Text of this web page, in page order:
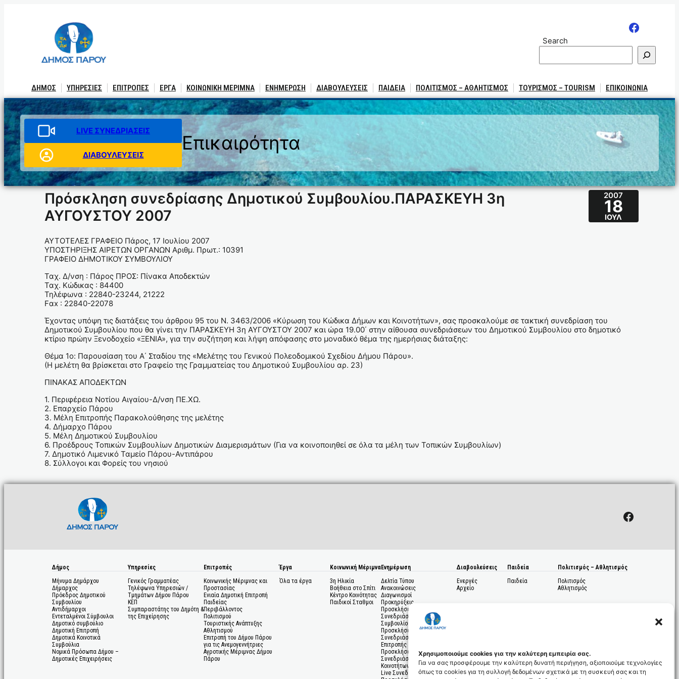
Χρησιμοποιούμε cookies για την καλύτερη εμπειρία σας.
Για να σας προσφέρουμε την καλύτερη δυνατή περιήγηση, αξιοποιούμε τεχνολογίες
όπως τα cookies για τη συλλογή δεδομένων σχετικά με τη συσκευή σας και τη
Search
ΔΗΜΟΣ ΥΠΗΡΕΣΙΕΣ ΕΠΙΤΡΟΠΕΣ ΕΡΓΑ ΚΟΙΝΩΝΙΚΗ ΜΕΡΙΜΝΑ ΕΝΗΜΕΡΩΣΗ ΔΙΑΒΟΥΛΕΥΣΕΙΣ ΠΑΙΔΕΙΑ ΠΟΛΙΤΙΣΜΟΣ – ΑΘΛΗΤΙΣΜΟΣ ΤΟΥΡΙΣΜΟΣ – TOURISM ΕΠΙΚΟΙΝΩΝΙΑ
LIVE ΣΥΝΕΔΡΙΑΣΕΙΣ
ΔΙΑΒΟΥΛΕΥΣΕΙΣ
Επικαιρότητα
Πρόσκληση συνεδρίασης Δημοτικού Συμβουλίου.ΠΑΡΑΣΚΕΥΗ 3η
ΑΥΓΟΥΣΤΟΥ 2007
2007
18
ΙΟΎΛ
ΑΥΤΟΤΕΛΕΣ ΓΡΑΦΕΙΟ Πάρος, 17 Ιουλίου 2007
ΥΠΟΣΤΗΡΙΞΗΣ ΑΙΡΕΤΩΝ ΟΡΓΑΝΩΝ Αριθμ. Πρωτ.: 10391
ΓΡΑΦΕΙΟ ΔΗΜΟΤΙΚΟΥ ΣΥΜΒΟΥΛΙΟΥ
Ταχ. Δ/νση : Πάρος ΠΡΟΣ: Πίνακα Αποδεκτών
Ταχ. Κώδικας : 84400
Τηλέφωνα : 22840-23244, 21222
Fαx : 22840-22078
Έχοντας υπόψη τις διατάξεις του άρθρου 95 του Ν. 3463/2006 «Κύρωση του Κώδικα Δήμων και Κοινοτήτων», σας προσκαλούμε σε τακτική συνεδρίαση του
Δημοτικού Συμβουλίου που θα γίνει την ΠΑΡΑΣΚΕΥΗ 3η ΑΥΓΟΥΣΤΟΥ 2007 και ώρα 19.00΄ στην αίθουσα συνεδριάσεων του Δημοτικού Συμβουλίου στο δημοτικό
κτίριο πρώην Ξενοδοχείο «ΞΕΝΙΑ», για την συζήτηση και λήψη απόφασης στο μοναδικό θέμα της ημερήσιας διάταξης:
Θέμα 1ο: Παρουσίαση του Α΄ Σταδίου της «Μελέτης του Γενικού Πολεοδομικού Σχεδίου Δήμου Πάρου».
(Η μελέτη θα βρίσκεται στο Γραφείο της Γραμματείας του Δημοτικού Συμβουλίου αρ. 23)
ΠΙΝΑΚΑΣ ΑΠΟΔΕΚΤΩΝ
1. Περιφέρεια Νοτίου Αιγαίου-Δ/νση ΠΕ.ΧΩ.
2. Επαρχείο Πάρου
3. Μέλη Επιτροπής Παρακολούθησης της μελέτης
4. Δήμαρχο Πάρου
5. Μέλη Δημοτικού Συμβουλίου
6. Προέδρους Τοπικών Συμβουλίων Δημοτικών Διαμερισμάτων (Για να κοινοποιηθεί σε όλα τα μέλη των Τοπικών Συμβουλίων)
7. Δημοτικό Λιμενικό Ταμείο Πάρου-Αντιπάρου
8. Σύλλογοι και Φορείς του νησιού
Facebook
Δήμος
Μήνυμα Δημάρχου
Δήμαρχος
Πρόεδρος Δημοτικού
Συμβουλίου
Αντιδήμαρχοι
Εντεταλμένοι Σύμβουλοι
Δημοτικό συμβούλιο
Δημοτική Επιτροπή
Δημοτικά Κοινοτικά
Συμβούλια
Νομικά Πρόσωπα Δήμου –
Δημοτικές Επιχειρήσεις
Υπηρεσίες
Γενικός Γραμματέας
Τηλέφωνα Υπηρεσιών /
Τμημάτων Δήμου Πάρου
ΚΕΠ
Συμπαραστάτης του Δημότη &
της Επιχείρησης
Επιτροπές
Κοινωνικής Μέριμνας και
Προστασίας
Ενιαία Δημοτική Επιτροπή
Παιδείας
Περιβάλλοντος
Πολιτισμού
Τουριστικής Ανάπτυξης
Αθλητισμού
Επιτροπή του Δήμου Πάρου
για τις Ανεμογεννήτριες
Αγροτικής Μέριμνας Δήμου
Πάρου
Έργα
Όλα τα έργα
Κοινωνική Μέριμνα
3η Ηλικία
Βοήθεια στο Σπίτι
Κέντρο Κοινότητας
Παιδικοί Σταθμοι
Ενημέρωση
Δελτία Τύπου
Ανακοινώσεις
Διαγωνισμοί
Προκηρύξεις
Προσκλήσεις σε
Συνεδριάσεις Δημοτικού
Συμβουλίου
Προσκλήσεις σε
Συνεδριάσεις Δημοτικής
Επιτροπής
Προσκλήσεις σε
Συνεδριάσεις Δημοτικών
Κοινοτήτων
Live Συνεδριάσεις
Διαβουλεύσεις
Ενεργές
Αρχείο
Παιδεία
Παιδεία
Πολιτισμός – Αθλητισμός
Πολιτισμός
Αθλητισμός